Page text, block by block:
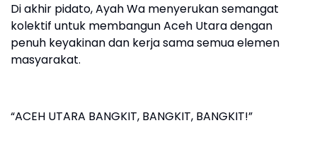
‎Di akhir pidato, Ayah Wa menyerukan semangat
kolektif untuk membangun Aceh Utara dengan
penuh keyakinan dan kerja sama semua elemen
masyarakat.
‎“ACEH UTARA BANGKIT, BANGKIT, BANGKIT!”